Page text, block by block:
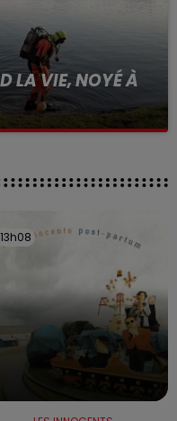
LA VIE, NOYÉ À
13h08
13h08